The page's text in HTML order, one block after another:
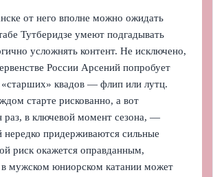
от него вполне можно ожидать
Тутберидзе умеют подгадывать
усложнять контент. Не исключено,
России Арсений попробует
«старших» квадов — флип или лутц.
старте рискованно, а вот
раз, в ключевой момент сезона, —
нередко придерживаются сильные
риск окажется оправданным,
в мужском юниорском катании может